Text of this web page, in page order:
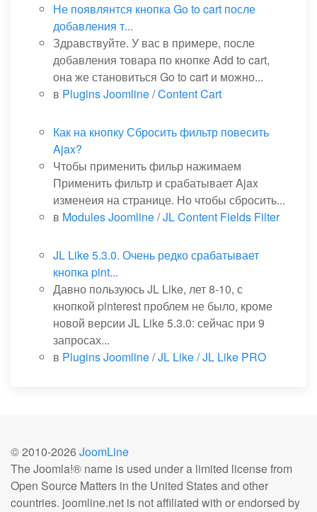
Не появлянтся кнопка Go to cart после
добавления т...
Здравствуйте. У вас в примере, после
добавления товара по кнопке Add to cart,
она же становиться Go to cart и можно...
в Plugins Joomline/Content Cart
Как на кнопку Сбросить фильтр повесить
Ajax?
Чтобы применить фильр нажимаем
Применить фильтр и срабатывает Ajax
изменеия на странице. Но чтобы сбросить...
в Modules Joomline/JL Content Fields Filter
JL Like 5.3.0. Очень редко срабатывает
кнопка pint...
Давно пользуюсь JL Like, лет 8-10, с
кнопкой pinterest проблем не было, кроме
новой версии JL Like 5.3.0: сейчас при 9
запросах...
в Plugins Joomline/JL Like / JL Like PRO
© 2010-2026 JoomLine
The Joomla!® name is used under a limited license from
Open Source Matters in the United States and other
countries. joomline.net is not affiliated with or endorsed by